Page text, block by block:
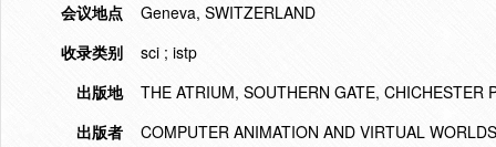
会议地点
Geneva, SWITZERLAND
收录类别
sci ; istp
出版地
THE ATRIUM, SOUTHERN GATE, CHICHESTER
出版者
COMPUTER ANIMATION AND VIRTUAL WORLDS